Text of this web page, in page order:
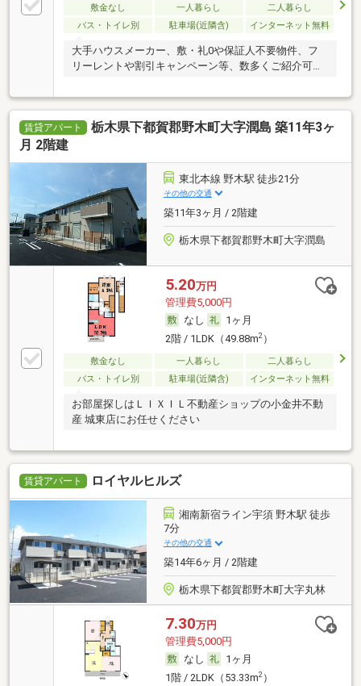
敷金なし 一人暮らし
二人暮らし
バス・トイレ別
駐車場(近隣含) インターネット無料
大手ハウスメーカー、敷・礼0や保証人不要物件、フ
リーレントや割引キャンペーン等、数多くご紹介可能
賃貸アパート
栃木県下都賀郡野木町大字潤島 築11年3ヶ
月 2階建
東北本線 野木駅 徒歩21分
その他の交通
築11年3ヶ月 / 2階建
栃木県下都賀郡野木町大字潤島
5.20万円
管理費5,000円
なし
1ヶ月
2階 / 1LDK（49.88m2）
敷金なし 一人暮らし
二人暮らし
バス・トイレ別
駐車場(近隣含) インターネット無料
お部屋探しはＬＩＸＩＬ不動産ショップの小金井不動
産 城東店にお任せください
賃貸アパート ロイヤルヒルズ
湘南新宿ライン宇須 野木駅 徒歩
7分
その他の交通
築14年6ヶ月 / 2階建
栃木県下都賀郡野木町大字丸林
7.30万円
管理費5,000円
なし
1ヶ月
1階 / 2LDK（53.33m2）